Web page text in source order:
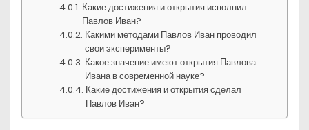
Какие достижения и открытия исполнил
Павлов Иван?
Какими методами Павлов Иван проводил
свои эксперименты?
Какое значение имеют открытия Павлова
Ивана в современной науке?
Какие достижения и открытия сделал
Павлов Иван?